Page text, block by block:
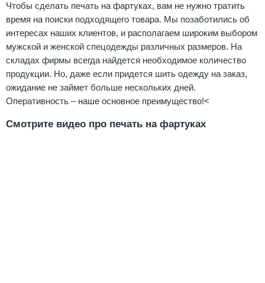
Чтобы сделать печать на фартуках, вам не нужно тратить
время на поиски подходящего товара. Мы позаботились об
интересах наших клиентов, и располагаем широким выбором
мужской и женской спецодежды различных размеров. На
складах фирмы всегда найдется необходимое количество
продукции. Но, даже если придется шить одежду на заказ,
ожидание не займет больше нескольких дней.
Оперативность – наше основное преимущество!<
Смотрите видео про печать на фартуках